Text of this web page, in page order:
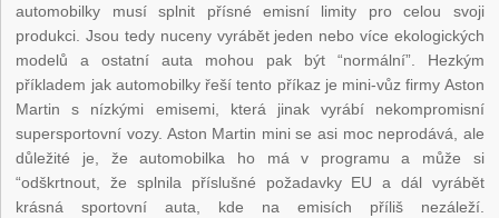
automobilky musí splnit přísné emisní limity pro celou svoji
produkci. Jsou tedy nuceny vyrábět jeden nebo více ekologických
modelů a ostatní auta mohou pak být “normální”. Hezkým
příkladem jak automobilky řeší tento příkaz je mini-vůz firmy Aston
Martin s nízkými emisemi, která jinak vyrábí nekompromisní
supersportovní vozy. Aston Martin mini se asi moc neprodává, ale
důležité je, že automobilka ho má v programu a může si
“odškrtnout, že splnila příslušné požadavky EU a dál vyrábět
krásná sportovní auta, kde na emisích příliš nezáleží.